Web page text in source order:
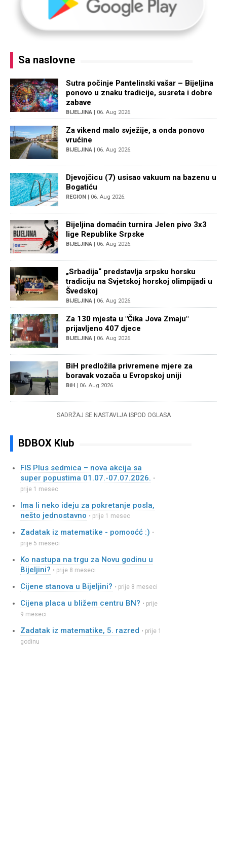
Sa naslovne
Sutra počinje Pantelinski vašar – Bijeljina
ponovo u znaku tradicije, susreta i dobre
zabave
BIJELJINA | 06. Aug 2026.
Za vikend malo svježije, a onda ponovo
vrućine
BIJELJINA | 06. Aug 2026.
Djevojčicu (7) usisao vakuum na bazenu u
Bogatiću
REGION | 06. Aug 2026.
Bijeljina domaćin turnira Jelen pivo 3x3
lige Republike Srpske
BIJELJINA | 06. Aug 2026.
„Srbadija“ predstavlja srpsku horsku
tradiciju na Svjetskoj horskoj olimpijadi u
Švedskoj
BIJELJINA | 06. Aug 2026.
Za 130 mjesta u "Čika Jova Zmaju"
prijavljeno 407 djece
BIJELJINA | 06. Aug 2026.
BiH predložila privremene mjere za
boravak vozača u Evropskoj uniji
BiH | 06. Aug 2026.
SADRŽAJ SE NASTAVLJA ISPOD OGLASA
BDBOX Klub
FIS Plus sedmica – nova akcija sa
super popustima 01.07.-07.07.2026. •
prije 1 mesec
Ima li neko ideju za pokretanje posla,
nešto jednostavno • prije 1 mesec
Zadatak iz matematike - pomooćć :) •
prije 5 meseci
Ko nastupa na trgu za Novu godinu u
Bijeljini? • prije 8 meseci
Cijene stanova u Bijeljini? • prije 8 meseci
Cijena placa u bližem centru BN? • prije
9 meseci
Zadatak iz matematike, 5. razred • prije 1
godinu